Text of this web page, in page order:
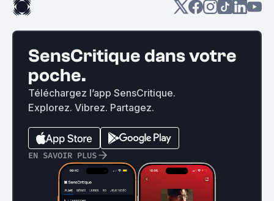
SensCritique dans votre
poche.
Téléchargez l’app SensCritique.
Explorez. Vibrez. Partagez.
EN SAVOIR PLUS